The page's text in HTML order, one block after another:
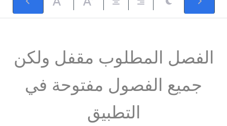
الفصل المطلوب مقفل ولكن
جميع الفصول مفتوحة في
التطبيق